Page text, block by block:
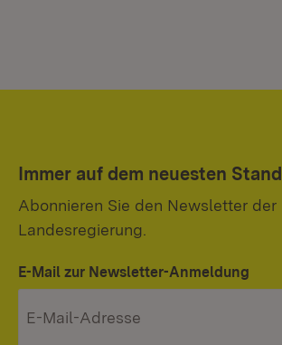
Immer auf dem neuesten Stand
Abonnieren Sie den Newsletter der
Landesregierung.
E-Mail zur Newsletter-Anmeldung